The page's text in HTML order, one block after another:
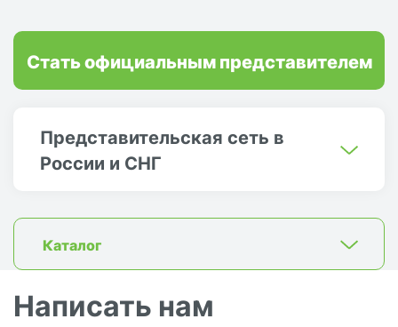
Представительская сеть в
России и СНГ
Стать официальным представителем
Каталог
Написать нам